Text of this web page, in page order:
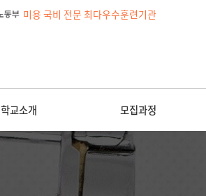
미용 국비 전문 최다우수훈련기관
학교소개 모집과정